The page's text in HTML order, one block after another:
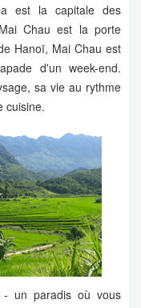
est la capitale des
Chau est la porte
Hanoï, Mai Chau est
d'un week-end.
sa vie au rythme
cuisine.
un paradis où vous